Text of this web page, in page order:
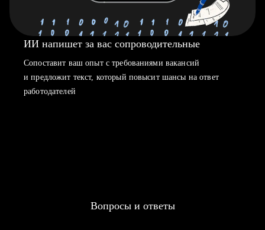
ИИ напишет за вас сопроводительные
Сопоставит ваш опыт с требованиями вакансий
и предложит текст, который повысит шансы на ответ
работодателей
Вопросы и ответы